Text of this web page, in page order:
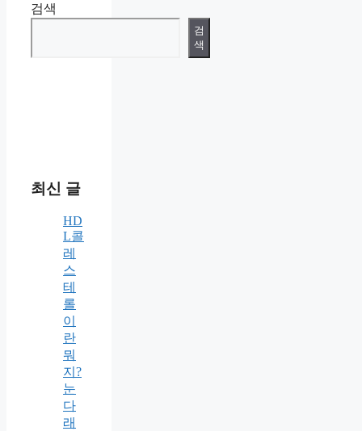
검색
검
색
최신 글
HD
L콜
레
스
테
롤
이
란
뭐
지?
눈
다
래